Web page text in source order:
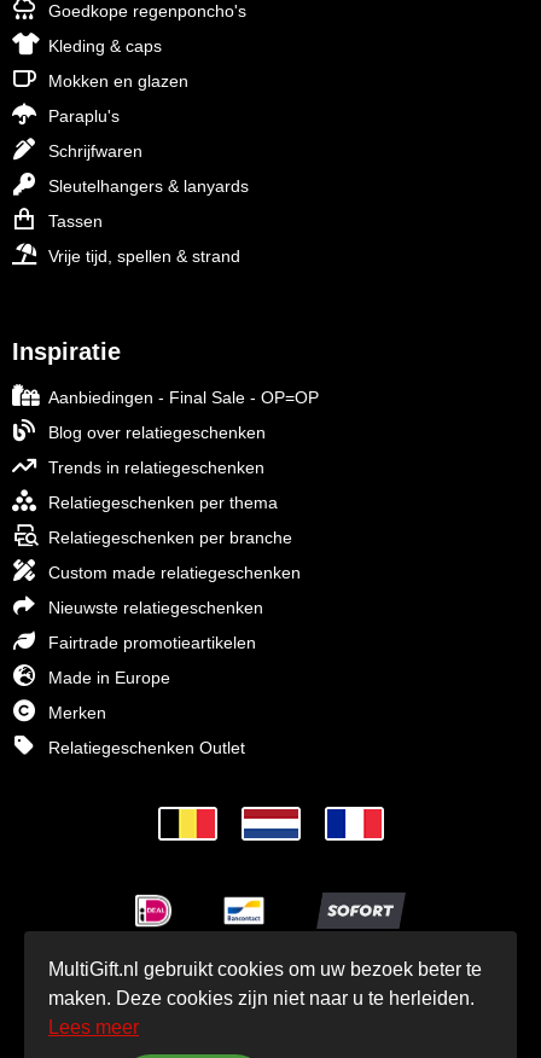
Goedkope regenponcho's
Kleding & caps
Mokken en glazen
Paraplu's
Schrijfwaren
Sleutelhangers & lanyards
Tassen
Vrije tijd, spellen & strand
Inspiratie
Aanbiedingen - Final Sale - OP=OP
Blog over relatiegeschenken
Trends in relatiegeschenken
Relatiegeschenken per thema
Relatiegeschenken per branche
Custom made relatiegeschenken
Nieuwste relatiegeschenken
Fairtrade promotieartikelen
Made in Europe
Merken
Relatiegeschenken Outlet
© MultiGift Relatiegeschenken BV 1993 - 2026
MultiGift.nl gebruikt cookies om uw bezoek beter te
maken. Deze cookies zijn niet naar u te herleiden.
Lees meer